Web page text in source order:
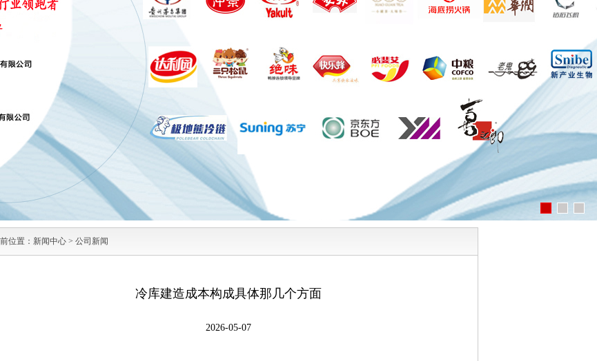
位置： 新闻中心 > 公司新闻
冷库建造成本构成具体那几个方面
2026-05-07